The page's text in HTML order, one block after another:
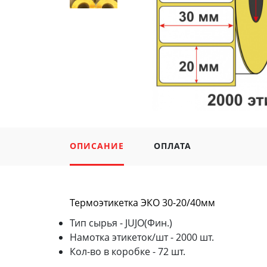
ОПИСАНИЕ ОПЛАТА
Термоэтикетка ЭКО 30-20/40мм
Тип сырья - JUJO(Фин.)
Намотка этикеток/шт - 2000 шт.
Кол-во в коробке - 72 шт.